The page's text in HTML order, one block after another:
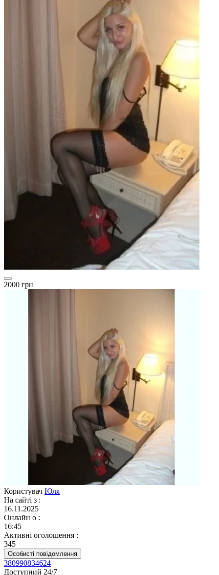
2000 грн
Користувач Юля
На сайті з :
16.11.2025
Онлайн о :
16:45
Активні оголошення :
345
Особисті повідомлення
380990834624
Доступний 24/7